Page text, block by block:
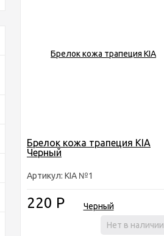
Брелок кожа трапеция KIA
Черный
Артикул: KIA №1
220 Р
Нет в наличии